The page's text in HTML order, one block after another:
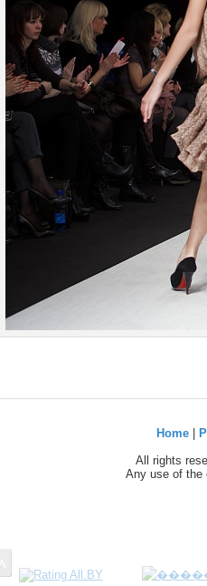
Home|
All rights
Any use of the